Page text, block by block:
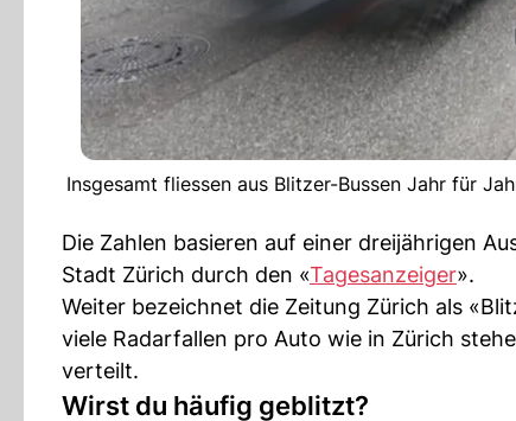
Insgesamt fliessen aus Blitzer-Bussen Jahr für
Die Zahlen basieren auf einer dreijährigen
Stadt Zürich durch den «Tagesanzeiger».
Weiter bezeichnet die Zeitung Zürich als
viele Radarfallen pro Auto wie in Zürich
verteilt.
Wirst du häufig geblitzt?